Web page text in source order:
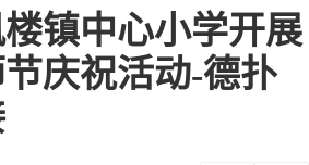
镇中心小学开展
庆祝活动-德扑